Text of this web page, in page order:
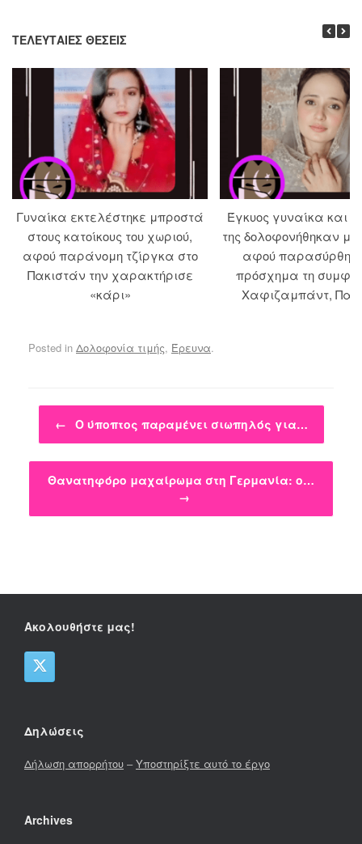
ΤΕΛΕΥΤΑΊΕΣ ΘΈΣΕΙΣ
Γυναίκα εκτελέστηκε μπροστά
στους κατοίκους του χωριού,
αφού παράνομη τζίργκα στο
Πακιστάν την χαρακτήρισε
«κάρι»
Έγκυος γυναίκα και ο
της δολοφονήθηκαν
αφού
πρόσχημα τη
Χαφιζαμπάντ,
Posted in Δολοφονία τιμής, Έρευνα.
Post navigation
← Ο ύποπτος παραμένει σιωπηλός για…
Θανατηφόρο μαχαίρωμα στη Γερμανία: ο…
→
Ακολουθήστε μας!
Δηλώσεις
Δήλωση απορρήτου –Υποστηρίξτε αυτό το έργο
Archives